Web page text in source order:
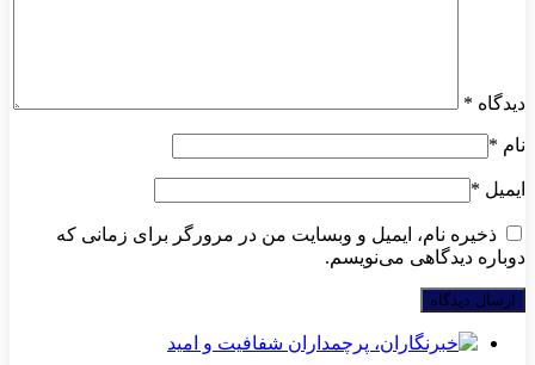
دیدگاه *
نام *
ایمیل *
ذخیره نام، ایمیل و وبسایت من در مرورگر برای زمانی که
دوباره دیدگاهی می‌نویسم.